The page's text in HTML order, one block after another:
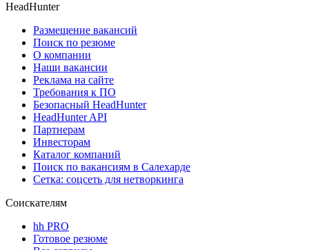
HeadHunter
Размещение вакансий
Поиск по резюме
О компании
Наши вакансии
Реклама на сайте
Требования к ПО
Безопасный HeadHunter
HeadHunter API
Партнерам
Инвесторам
Каталог компаний
Поиск по вакансиям в Салехарде
Сетка: соцсеть для нетворкинга
Соискателям
hh PRO
Готовое резюме